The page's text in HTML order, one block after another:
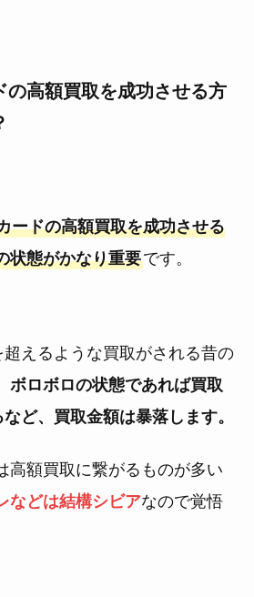
の高額買取を成功させる方
ードの高額買取を成功させる
状態がかなり重要です。
えるような買取がされる昔の
ボロボロの状態であれば買取
ど、買取金額は暴落します。
高額買取に繋がるものが多い
などは結構シビアなので覚悟